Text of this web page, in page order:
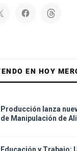
EN HOY
Producción lanza
de Manipulación de